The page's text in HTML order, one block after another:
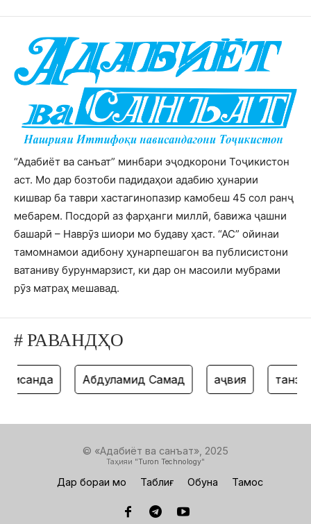
“Адабиёт ва санъат” минбари эҷодкорони Тоҷикистон
аст. Мо дар бозтоби падидаҳои адабию ҳунарии
кишвар ба таври хастагинопазир камобеш 45 сол ранҷ
мебарем. Посдорӣ аз фарҳанги миллӣ, бавижа ҷашни
башарӣ – Наврӯз шиори мо будаву ҳаст. “АС” ойинаи
тамомнамои адибону ҳунарпешагон ва публисистони
ватаниву бурунмарзист, ки дар он масоили мубрами
рӯз матраҳ мешавад.
# РАВАНДҲО
Абдулҳамид Самад ҳаҷвия танз
© «Адабиёт ва санъат», 2025
Таҳияи "Turon Technology"
Дар бораи мо Таблиғ Обуна Тамос